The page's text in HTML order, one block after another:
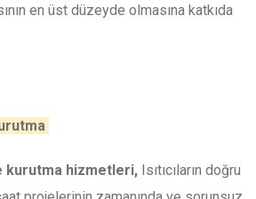
en üst düzeyde olmasına katkıda
kurutma hizmetleri, Isıtıcıların doğru